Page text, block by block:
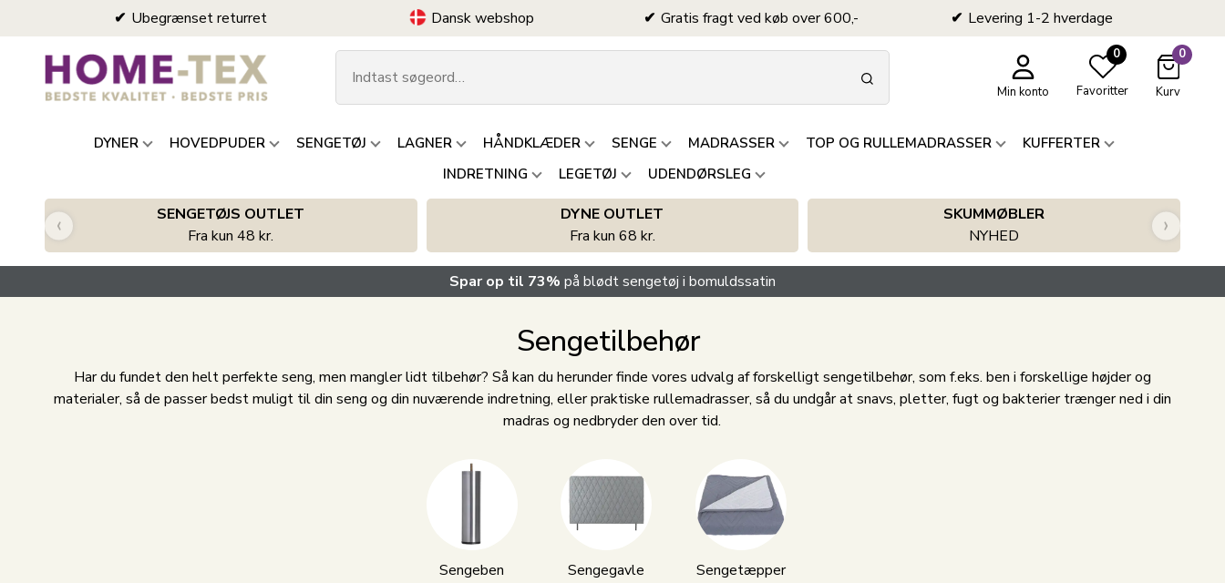
Ubegrænset returret Dansk webshop Gratis fragt ved køb over 600,- Levering 1-2 hverdage
Min konto
0
Favoritter
0
Kurv
DYNER HOVEDPUDER SENGETØJ LAGNER HÅNDKLÆDER SENGE MADRASSER TOP OG RULLEMADRASSER
KUFFERTER
INDRETNING
LEGETØJ UDENDØRSLEG
SENGETØJS OUTLET
Fra kun 48 kr.
DYNE OUTLET
Fra kun 68 kr.
SKUMMØBLER
NYHED
‹ ›
Spar op til 73% på blødt sengetøj i bomuldssatin
Sengetilbehør
Har du fundet den helt perfekte seng, men mangler lidt tilbehør? Så kan du herunder finde vores udvalg af forskelligt sengetilbehør, som f.eks. ben i forskellige højder og
materialer, så de passer bedst muligt til din seng og din nuværende indretning, eller praktiske rullemadrasser, så du undgår at snavs, pletter, fugt og bakterier trænger ned i din
madras og nedbryder den over tid.
Sengeben Sengegavle Sengetæpper